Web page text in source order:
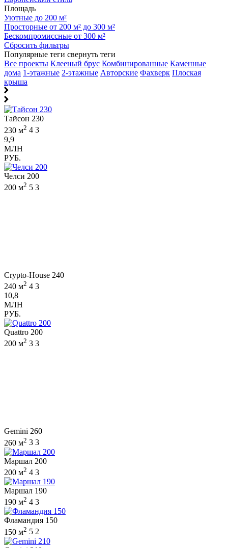
Площадь
Уютные до 200 м²
Просторные от 200 м² до 300 м²
Бескомпромиссные от 300 м²
Сбросить фильтры
Популярные теги свернуть теги
Все проекты Клееный брус Комбинированные Каменные
дома 1-этажные 2-этажные Авторские Фахверк Плоская
крыша
Тайсон 230
230 м2 4 3
9,9
МЛН
РУБ.
Челси 200
200 м2 5 3
Crypto-House 240
240 м2 4 3
10,8
МЛН
РУБ.
Quattro 200
200 м2 3 3
Gemini 260
260 м2 3 3
Маршал 200
200 м2 4 3
Маршал 190
190 м2 4 3
Фламандия 150
150 м2 5 2